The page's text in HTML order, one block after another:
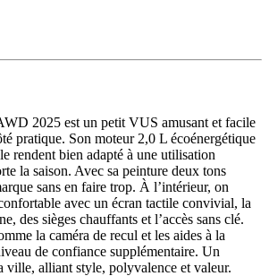
2025 est un petit VUS amusant et facile
pratique. Son moteur 2,0 L écoénergétique
rendent bien adapté à une utilisation
la saison. Avec sa peinture deux tons
sans en faire trop. À l’intérieur, on
avec un écran tactile convivial, la
des sièges chauffants et l’accès sans clé.
la caméra de recul et les aides à la
de confiance supplémentaire. Un
ville, alliant style, polyvalence et valeur.